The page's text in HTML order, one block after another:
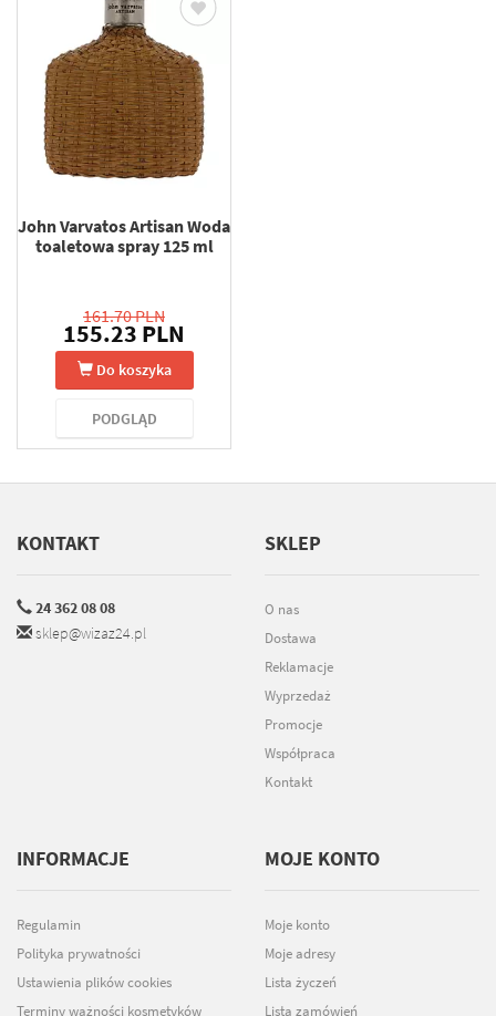
John Varvatos Artisan Woda
toaletowa spray 125 ml
161.70 PLN
155.23 PLN
Do koszyka
PODGLĄD
KONTAKT
24 362 08 08
sklep@wizaz24.pl
SKLEP
O nas
Dostawa
Reklamacje
Wyprzedaż
Promocje
Współpraca
Kontakt
INFORMACJE
Regulamin
Polityka prywatności
Ustawienia plików cookies
Terminy ważności kosmetyków
MOJE KONTO
Moje konto
Moje adresy
Lista życzeń
Lista zamówień